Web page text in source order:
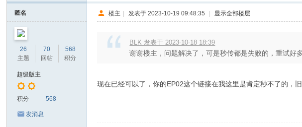
匿名
26
主题
70
回帖
568
积分
超级版主
积分 568
发消息
楼主 | 发表于 2023-10-19 09:48:35 | 显示全部楼层
BLK 发表于 2023-10-18 18:39
谢谢楼主，问题解决了，可是秒传都是失败的，重试好
现在已经可以了，你的EP02这个链接在我这里是肯定秒不了的，